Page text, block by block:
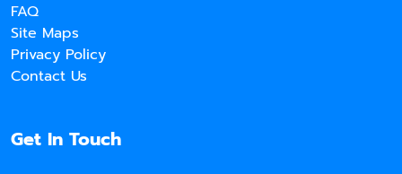
FAQ
Site Maps
Privacy Policy
Contact Us
Get In Touch